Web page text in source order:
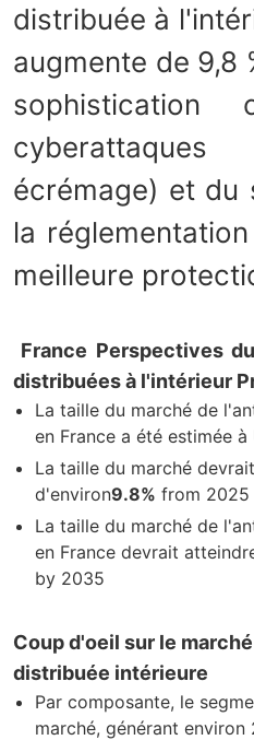
distribuée à
augmente de 9,8
sophistication
écrémage) et
la
meilleure
France Perspectives
distribuées à l'intérieur
La taille du marché de
en France a été estimée à
La taille du marché
d'environ9.8% from
La taille du marché de
en France devrait
by 2035
Coup d'oeil sur le
distribuée intérieure
Par composante, le
marché, générant